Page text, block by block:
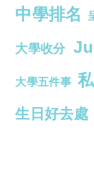
中學排名
大學收分
大學五件事
生日好去處